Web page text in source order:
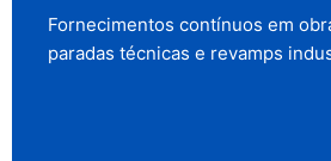
Fornecimentos contínuos em
paradas técnicas e revamps